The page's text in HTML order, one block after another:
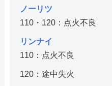
ノーリツ
110・120：点火不良
リンナイ
110：点火不良
120：途中失火